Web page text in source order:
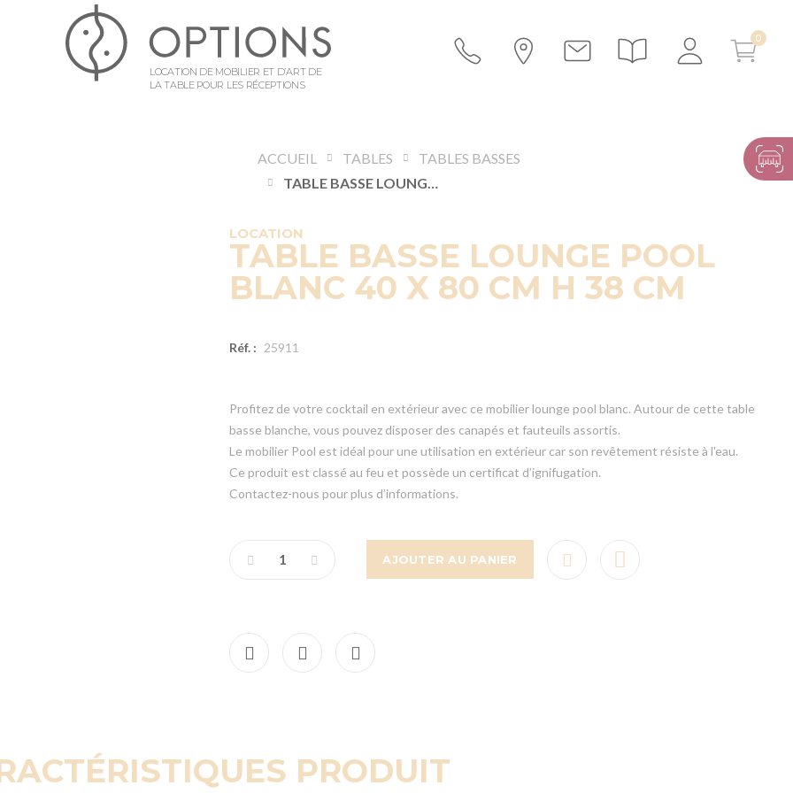
LOCATION DE MOBILIER ET D’ART DE
LA TABLE POUR LES RÉCEPTIONS
ACCUEIL TABLES
TABLES BASSES
TABLE BASSE LOUNGE POOL BLANC 40 X 80 CM H 38 CM
LOCATION
TABLE BASSE LOUNGE POOL
BLANC 40 X 80 CM H 38 CM
Réf. : 25911
Profitez de votre cocktail en extérieur avec ce mobilier lounge pool blanc. Autour de cette table
basse blanche, vous pouvez disposer des canapés et fauteuils assortis.
Le mobilier Pool est idéal pour une utilisation en extérieur car son revêtement résiste à l'eau.
Ce produit est classé au feu et possède un certificat d’ignifugation.
Contactez-nous pour plus d’informations.
AJOUTER AU PANIER
PRODUIT